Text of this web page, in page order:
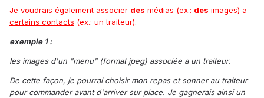
Je voudrais également associer des médias (ex.: des images) a
certains contacts (ex.: un traiteur).
exemple 1 :
les images d'un "menu" (format jpeg) associée a un traiteur.
De cette façon, je pourrai choisir mon repas et sonner au traiteur
pour commander avant d'arriver sur place. Je gagnerais ainsi un